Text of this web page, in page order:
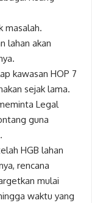
masalah.
lahan akan
kawasan HOP 7
sejak lama.
Legal
guna
HGB lahan
rencana
mulai
waktu yang